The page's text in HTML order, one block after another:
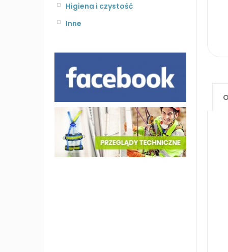
Higiena i czystość
Inne